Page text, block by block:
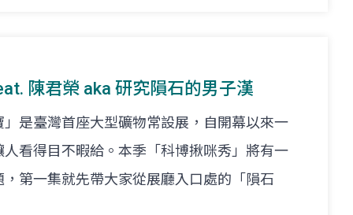
陳君榮 aka 研究隕石的男子漢
是臺灣首座大型礦物常設展，自開幕以來一
看得目不暇給。本季「科博揪咪秀」將有一
第一集就先帶大家從展廳入口處的「隕石